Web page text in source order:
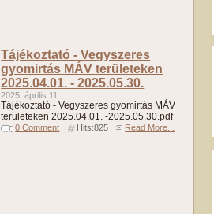
Tájékoztató - Vegyszeres
gyomirtás MÁV területeken
2025.04.01. - 2025.05.30.
2025. április 11.
Tájékoztató - Vegyszeres gyomirtás MÁV
területeken 2025.04.01. -2025.05.30.pdf
0 Comment Hits:825 Read More...